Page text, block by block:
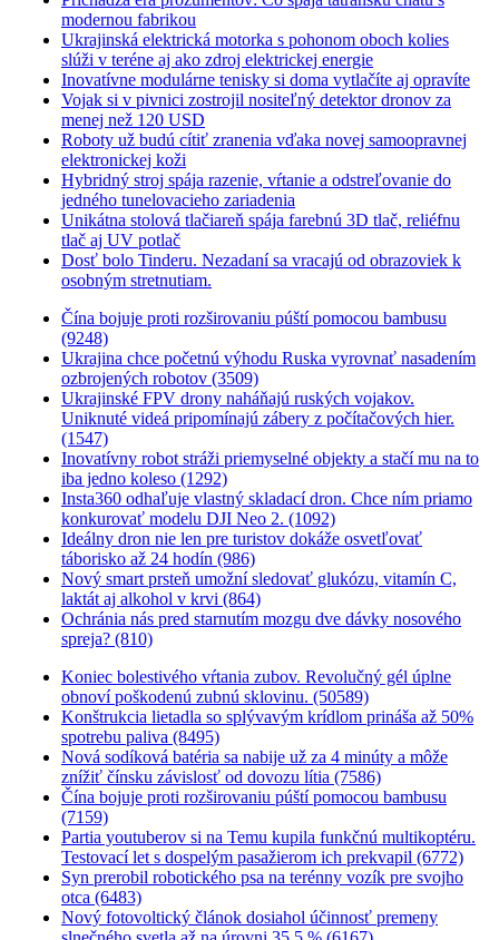
modernou fabrikou
Ukrajinská elektrická motorka s pohonom oboch kolies
slúži v teréne aj ako zdroj elektrickej energie
Inovatívne modulárne tenisky si doma vytlačíte aj opravíte
Vojak si v pivnici zostrojil nositeľný detektor dronov za
menej než 120 USD
Roboty už budú cítiť zranenia vďaka novej samoopravnej
elektronickej koži
Hybridný stroj spája razenie, vŕtanie a odstreľovanie do
jedného tunelovacieho zariadenia
Unikátna stolová tlačiareň spája farebnú 3D tlač, reliéfnu
tlač aj UV potlač
Dosť bolo Tinderu. Nezadaní sa vracajú od obrazoviek k
osobným stretnutiam.
Čína bojuje proti rozširovaniu púští pomocou bambusu
(9248)
Ukrajina chce početnú výhodu Ruska vyrovnať nasadením
ozbrojených robotov (3509)
Ukrajinské FPV drony naháňajú ruských vojakov.
Uniknuté videá pripomínajú zábery z počítačových hier.
(1547)
Inovatívny robot stráži priemyselné objekty a stačí mu na to
iba jedno koleso (1292)
Insta360 odhaľuje vlastný skladací dron. Chce ním priamo
konkurovať modelu DJI Neo 2. (1092)
Ideálny dron nie len pre turistov dokáže osvetľovať
táborisko až 24 hodín (986)
Nový smart prsteň umožní sledovať glukózu, vitamín C,
laktát aj alkohol v krvi (864)
Ochránia nás pred starnutím mozgu dve dávky nosového
spreja? (810)
Koniec bolestivého vŕtania zubov. Revolučný gél úplne
obnoví poškodenú zubnú sklovinu. (50589)
Konštrukcia lietadla so splývavým krídlom prináša až 50%
spotrebu paliva (8495)
Nová sodíková batéria sa nabije už za 4 minúty a môže
znížiť čínsku závislosť od dovozu lítia (7586)
Čína bojuje proti rozširovaniu púští pomocou bambusu
(7159)
Partia youtuberov si na Temu kupila funkčnú multikoptéru.
Testovací let s dospelým pasažierom ich prekvapil (6772)
Syn prerobil robotického psa na terénny vozík pre svojho
otca (6483)
Nový fotovoltický článok dosiahol účinnosť premeny